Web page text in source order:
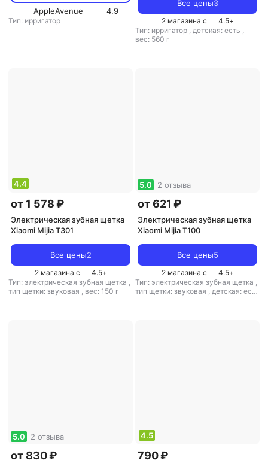
AppleAvenue
4.9
Тип: ирригатор
Все цены3
2 магазина с 4.5+
Тип: ирригатор , детская: есть ,
вес: 560 г
4.4
от 1 578 ₽
Электрическая зубная щетка
Xiaomi Mijia T301
Все цены2
2 магазина с 4.5+
Тип: электрическая зубная щетка ,
тип щетки: звуковая , вес: 150 г
5.0 2 отзыва
от 621 ₽
Электрическая зубная щетка
Xiaomi Mijia T100
Все цены5
2 магазина с 4.5+
Тип: электрическая зубная щетка ,
тип щетки: звуковая , детская: есть
5.0 2 отзыва
от 830 ₽
4.5
790 ₽